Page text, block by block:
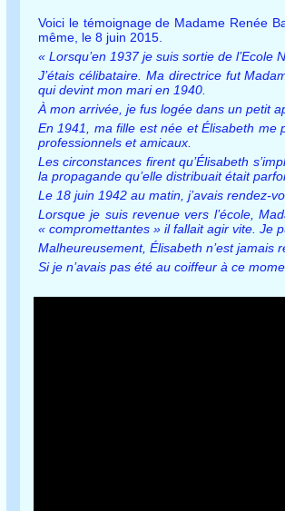
Voici le témoignage de Madame Renée
même, le 8 juin 2015.
« Lorsqu’en 1937 je suis sortie de
J’étais célibataire. Ma directrice fut
qui devint mon mari en 1940.
À mon arrivée, je fus logée dans un petit
En 1941, ma fille est née et Élisabeth me
professionnels et amicaux.
Les circonstances firent qu’Élisabeth
la propagande qu’elle distribuait était
Le 18 juin 1942 au matin, j’avais rendez-
Lorsque je suis revenue vers l’école,
« compromettantes » il fallait agir vite. Je
Malheureusement, Élisabeth n’est jamais
Si je n’avais pas été au coiffeur à ce